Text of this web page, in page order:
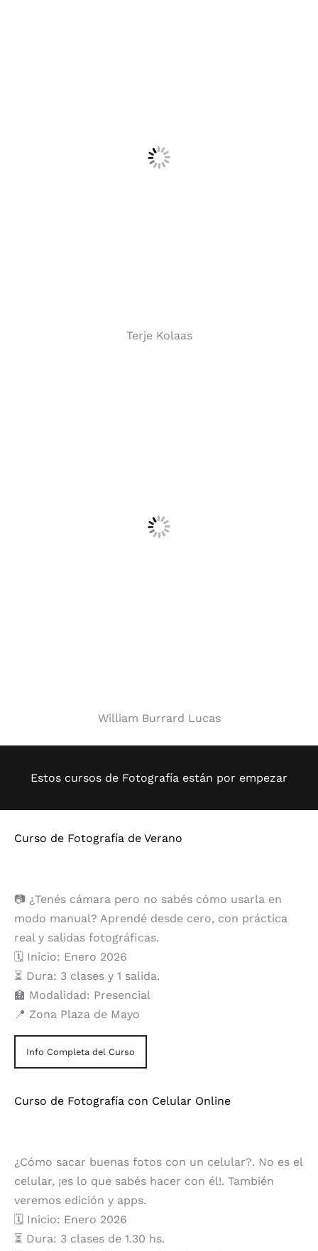
Terje Kolaas
William Burrard Lucas
Estos cursos de Fotografía están por empezar
Curso de Fotografía de Verano
📷 ¿Tenés cámara pero no sabés cómo usarla en
modo manual? Aprendé desde cero, con práctica
real y salidas fotográficas.
🗓️ Inicio: Enero 2026
⏳ Dura: 3 clases y 1 salida.
🏫 Modalidad: Presencial
📍 Zona Plaza de Mayo
Info Completa del Curso
Curso de Fotografía con Celular Online
¿Cómo sacar buenas fotos con un celular?. No es el
celular, ¡es lo que sabés hacer con él!. También
veremos edición y apps.
🗓️ Inicio: Enero 2026
⏳ Dura: 3 clases de 1.30 hs.